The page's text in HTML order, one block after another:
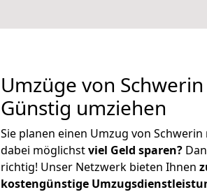
Umzüge von
Günstig umziehen
Sie planen einen Umzug von
dabei möglichstviel Geld sparen?
richtig! Unser Netzwerk bieten Ihnen
kostengünstige